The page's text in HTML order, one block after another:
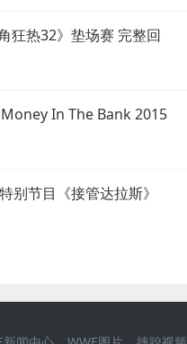
狂热32》垫场赛 完整回
In The Bank 2015
别节目《接管达拉斯》